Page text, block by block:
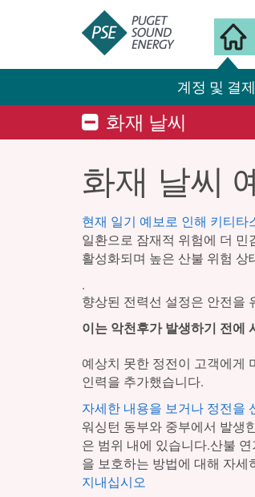
계정 및 결제
화재 날씨
화재 날씨
현재 일기 예보로 인해 키티타
일환으로 잠재적 위험에 더 민
활성화되며 높은 산불 위험
.
향상된 전력선 설정은 안전을
이는 악천후가 발생하기 전에
예상치 못한 정전이 고객에게
인력을 추가했습니다.
자세한 내용을 보거나 정전을
워싱턴 동부와 중부에서 발생
은 범위 내에 있습니다.산불
을 보호하는 방법에 대해 자
지내십시오